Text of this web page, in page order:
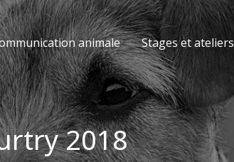
animale Stages et ateliers
2018